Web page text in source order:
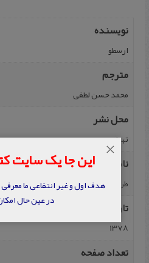
نویسنده
ارسطو
مترجم
محمد حسن لطفی
محل نشر
تهران
ناشر
طرح نو
تاریخ نشر
1378
تعداد صفحه
این جا یک سایت
هدف اول و غیر انتفاعی ما
در عین حال
×